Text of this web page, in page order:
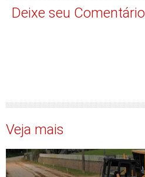
Deixe seu Comentário
Veja mais